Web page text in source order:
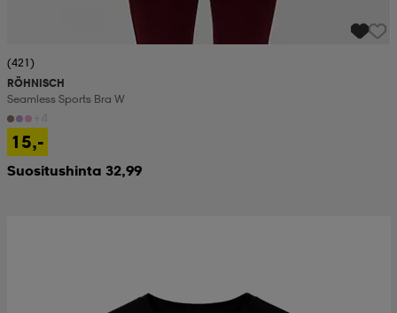
(421)
RÖHNISCH
Seamless Sports Bra W
15,-
Suositushinta 32,99